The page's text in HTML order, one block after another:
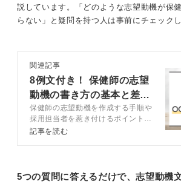
で、自分自身の経験や強みと結びつけ
することが、採用担当者に「この人な
ください。
0
ぜひ、自信を持って「地域の方々の温
雰囲気にも魅力を感じている」と、先
地元です」と、伝えてみましょう。き
上に人々からの温かさを感じられること
願いが叶うよう、応援しています！
0
説しています。「どのような志望動機が保
らない」と疑問を持つ人は事前にチェック
関連記事
8例文付き！ 保健師の志望
動機の書き方の基本と差を
つけるコツ
保健師の志望動機を作成する手順や
採用担当者を惹き付けるポイントに
ついてキャリアコンサルタントとと
動機を書きましょう。
記事を読む
5つの質問に答えるだけで、志望動機